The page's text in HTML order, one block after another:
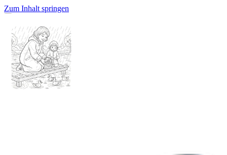
Zum Inhalt springen